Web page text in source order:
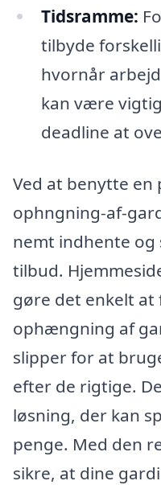
Tidsramme:
tilbyde
hvornår
kan være
deadline at
Ved at benytte en
ophngning-af-
nemt indhente og
tilbud.
gøre det enkelt at
ophængning af
slipper for at
efter de rigtige.
løsning, der kan
penge. Med den
sikre, at dine